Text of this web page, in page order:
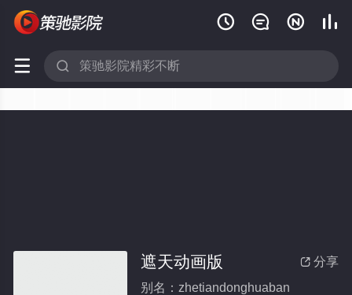
   
 
 分享
遮天动画版
别名：zhetiandonghuaban